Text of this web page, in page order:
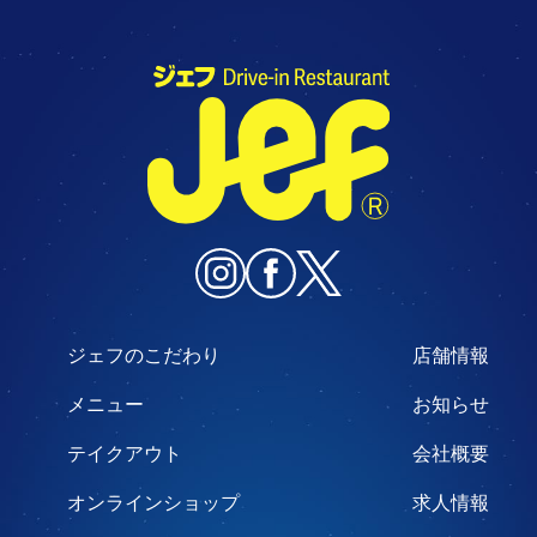
ジェフのこだわり
メニュー
テイクアウト
オンラインショップ
店舗情報
お知らせ
会社概要
求人情報